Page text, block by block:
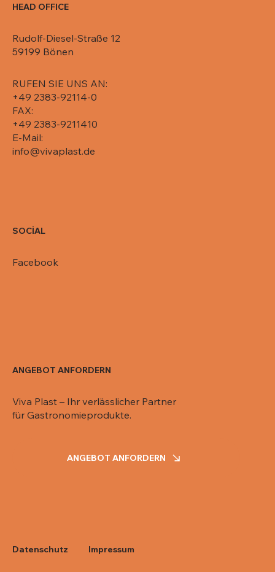
HEAD OFFICE
Rudolf-Diesel-Straße 12
59199 Bönen
RUFEN SIE UNS AN:
+49 2383-92114-0
FAX:
+49 2383-9211410
E-Mail:
info@vivaplast.de
SOCİAL
Facebook
ANGEBOT ANFORDERN
Viva Plast – Ihr verlässlicher Partner
für Gastronomieprodukte.
ANGEBOT ANFORDERN
Datenschutz Impressum